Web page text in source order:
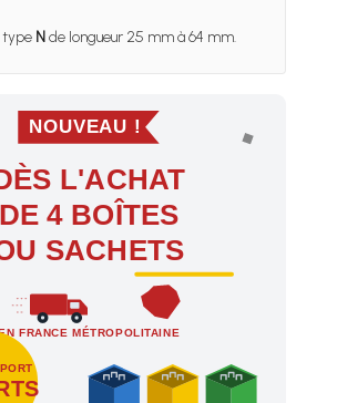
Nde longueur 25 mm à 64 mm.
!
L'ACHAT
DE 4 BOÎTES
SACHETS
FRANCE MÉTROPOLITAINE